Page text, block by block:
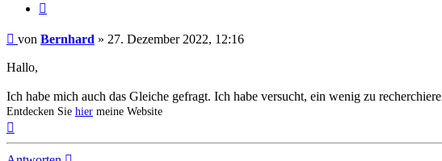
Beitrag
von Bernhard » 27. Dezember 2022, 12:16
Hallo,
Ich habe mich auch das Gleiche gefragt. Ich habe versucht, ein wenig zu
Entdecken Sie hier meine Website